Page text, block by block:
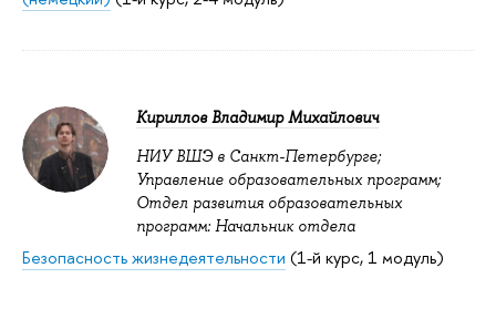
Кириллов Владимир Михайлович
НИУ ВШЭ в Санкт-Петербурге;
Управление образовательных программ;
Отдел развития образовательных
программ: Начальник отдела
Безопасность жизнедеятельности (1-й курс, 1 модуль)